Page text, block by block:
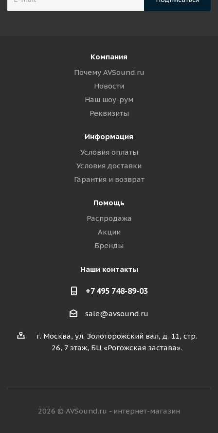
Компания
Почему AVSound.ru
Новости
Наш шоу-рум
Реквизиты
Информация
Условия оплаты
Условия доставки
Гарантия и возврат
Помощь
Распродажа
Акции
Бренды
Наши контакты
+7 495 748-89-03
sale@avsound.ru
г. Москва, ул. Золоторожский вал, д. 11, стр.
26, 7 этаж, БЦ «Рогожская застава».
2026 © AVSound.ru - интернет-магазин